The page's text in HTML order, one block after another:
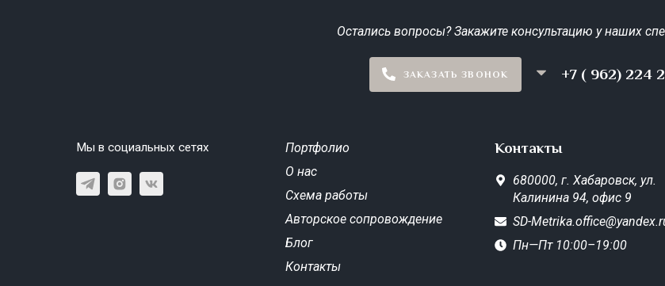
Остались вопросы? Закажите консультацию у наших
ЗАКАЗАТЬ ЗВОНОК +7 ( 962) 224
Мы в социальных сетях
Портфолио
О нас
Схема работы
Авторское сопровождение
Блог
Контакты
Контакты
680000, г. Хабаровск, ул.
Калинина 94, офис 9
SD-
Пн—Пт 10:00–19:00